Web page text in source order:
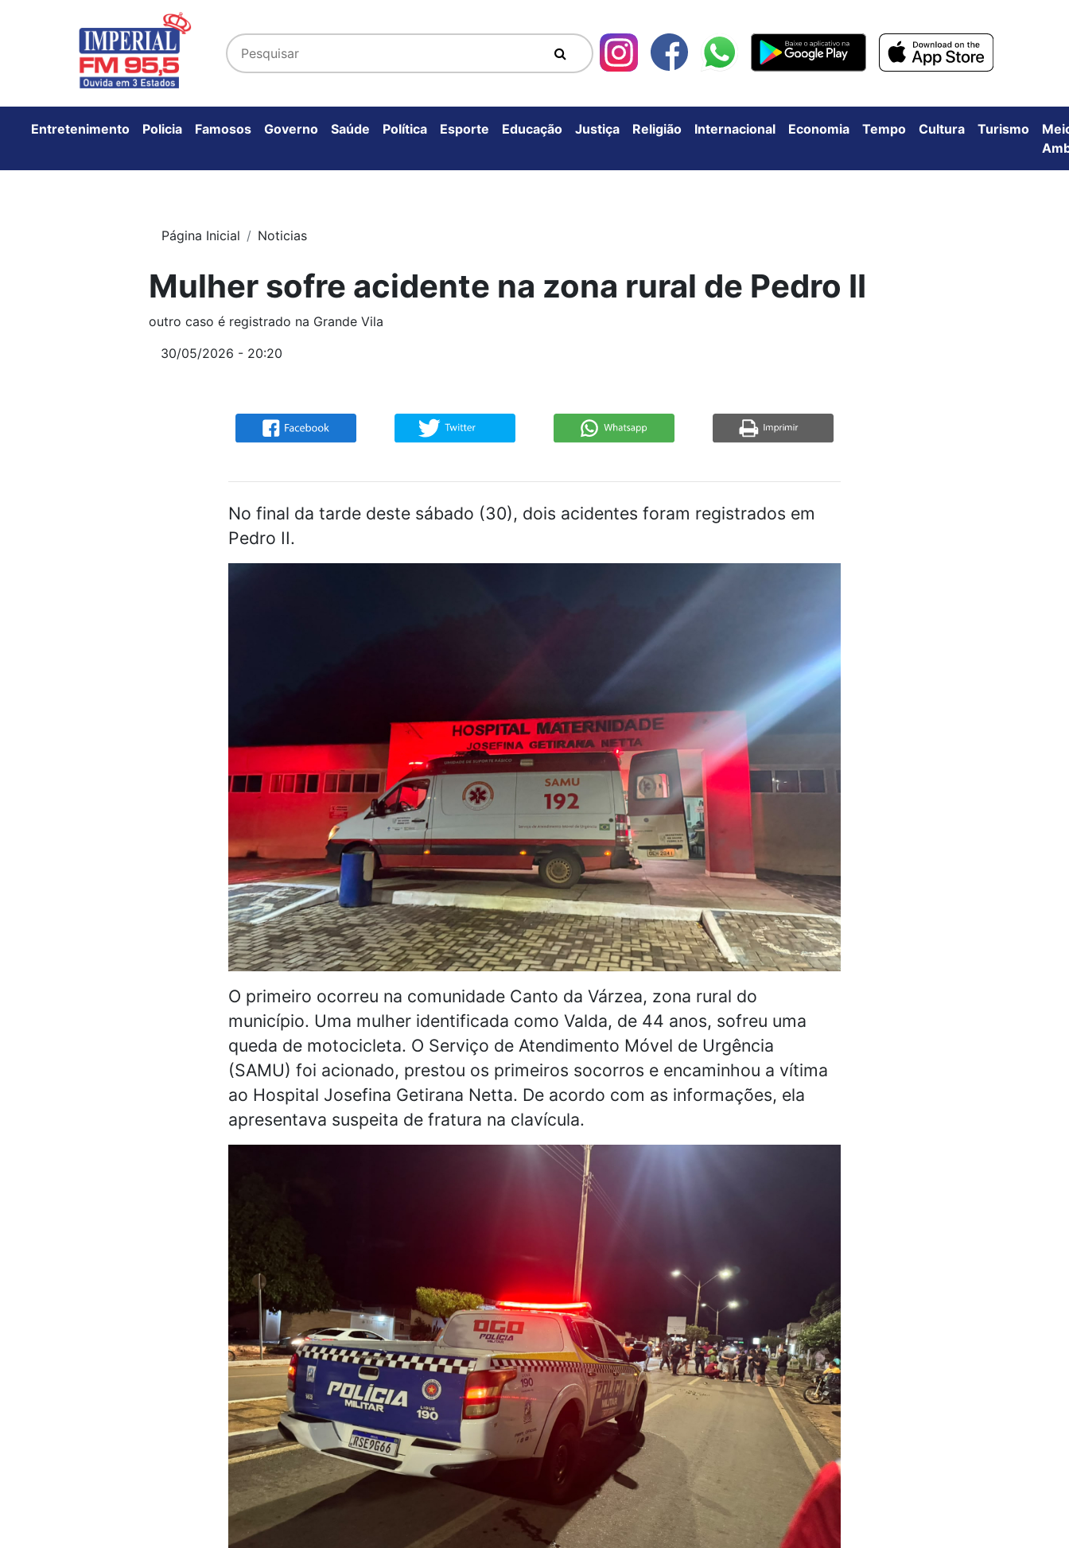
Entretenimento Policia Famosos Governo Saúde Política Esporte Educação Justiça Religião Internacional Economia Tempo Cultura Turismo
Página Inicial Noticias
Mulher sofre acidente na zona rural de Pedro II
outro caso é registrado na Grande Vila
30/05/2026 - 20:20
No final da tarde deste sábado (30), dois acidentes foram registrados em
Pedro II.
O primeiro ocorreu na comunidade Canto da Várzea, zona rural do
município. Uma mulher identificada como Valda, de 44 anos, sofreu uma
queda de motocicleta. O Serviço de Atendimento Móvel de Urgência
(SAMU) foi acionado, prestou os primeiros socorros e encaminhou a vítima
ao Hospital Josefina Getirana Netta. De acordo com as informações, ela
apresentava suspeita de fratura na clavícula.